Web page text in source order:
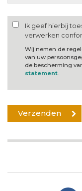
Ik geef hierbij
verwerken
Wij nemen de
van uw
de bescherming
statement.